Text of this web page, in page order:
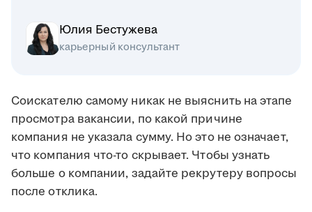
Юлия Бестужева
карьерный консультант
Соискателю самому никак не выяснить на этапе
просмотра вакансии, по какой причине
компания не указала сумму. Но это не означает,
что компания что-то скрывает. Чтобы узнать
больше о компании, задайте рекрутеру вопросы
после отклика.